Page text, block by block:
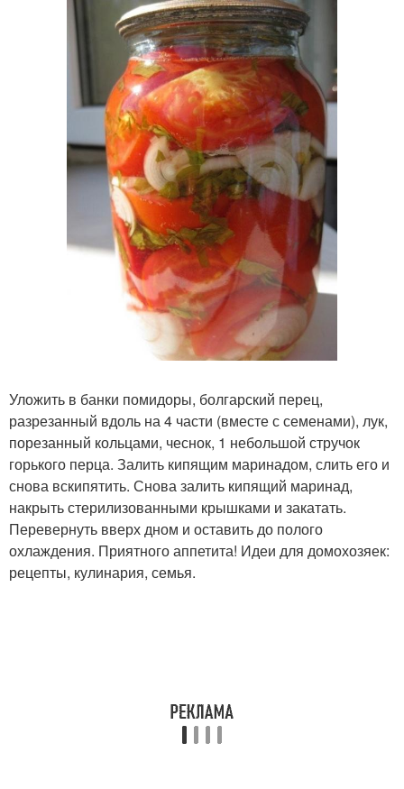
Уложить в банки помидоры, болгарский перец,
разрезанный вдоль на 4 части (вместе с семенами), лук,
порезанный кольцами, чеснок, 1 небольшой стручок
горького перца. Залить кипящим маринадом, слить его и
снова вскипятить. Снова залить кипящий маринад,
накрыть стерилизованными крышками и закатать.
Перевернуть вверх дном и оставить до полого
охлаждения. Приятного аппетита! Идеи для домохозяек:
рецепты, кулинария, семья.